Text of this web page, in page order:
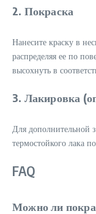
2. Покраска
Нанесите краску в
распределяя ее по
высохнуть в
3. Лакировка
Для дополнительной
термостойкого лака
FAQ
Можно ли